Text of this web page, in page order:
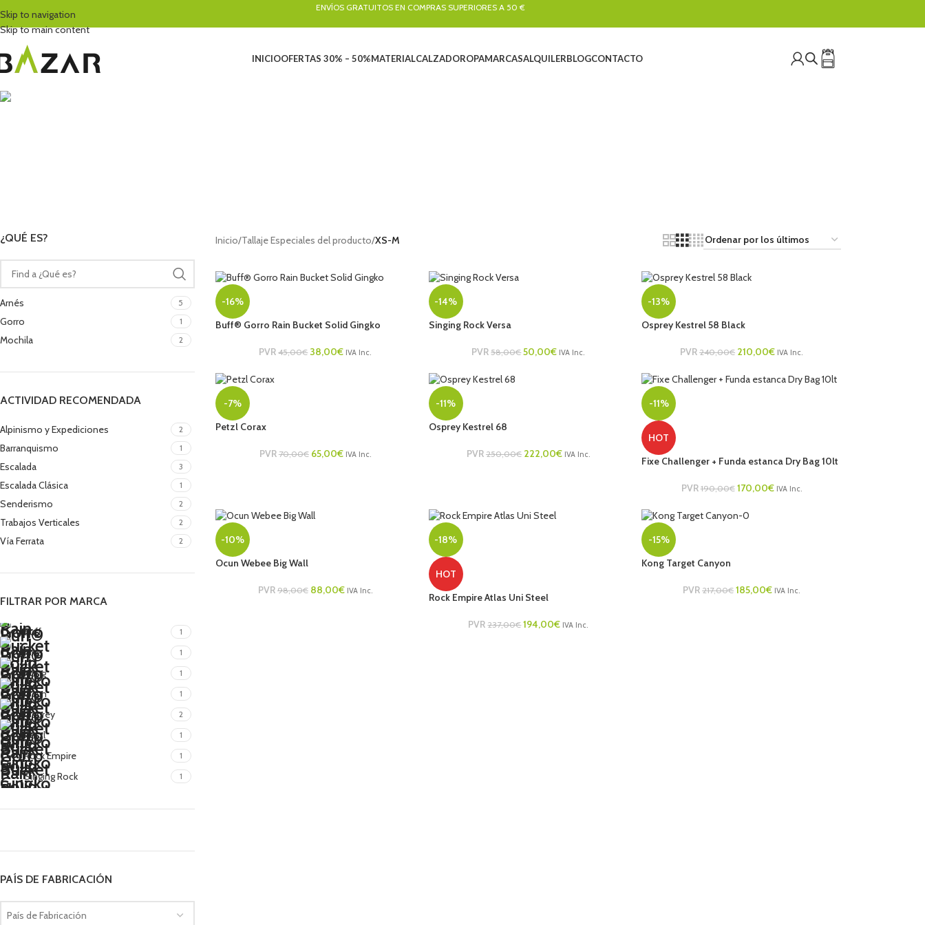
Skip to navigation
Skip to main content
ENVÍOS GRATUITOS EN COMPRAS SUPERIORES A 50 €
INICIOOFERTAS 30% – 50%MATERIALCALZADOROPAMARCASALQUILERBLOGCONTACTO
¿QUÉ ES?
Arnés 5
Gorro 1
Mochila 2
ACTIVIDAD RECOMENDADA
Alpinismo y Expediciones 2
Barranquismo 1
Escalada 3
Escalada Clásica 1
Senderismo 2
Trabajos Verticales 2
Vía Ferrata 2
FILTRAR POR MARCA
Buff 1
Fixe 1
Kong 1
Ocun 1
Osprey 2
Petzl 1
Rock Empire 1
Singing Rock 1
PAÍS DE FABRICACIÓN
País de Fabricación
Inicio/Tallaje Especiales del producto/XS-M
-16%
Buff® Gorro Rain Bucket Solid Gingko
PVR 45,00€ 38,00€ IVA Inc.
-14%
Singing Rock Versa
PVR 58,00€ 50,00€ IVA Inc.
-13%
Osprey Kestrel 58 Black
PVR 240,00€ 210,00€ IVA Inc.
-7%
Petzl Corax
PVR 70,00€ 65,00€ IVA Inc.
-11%
Osprey Kestrel 68
PVR 250,00€ 222,00€ IVA Inc.
-11%
HOT
Fixe Challenger + Funda estanca Dry Bag 10lt
PVR 190,00€ 170,00€ IVA Inc.
-10%
Ocun Webee Big Wall
PVR 98,00€ 88,00€ IVA Inc.
-18%
HOT
Rock Empire Atlas Uni Steel
PVR237,00€ 194,00€ IVA Inc.
-15%
Kong Target Canyon
PVR 217,00€ 185,00€ IVA Inc.